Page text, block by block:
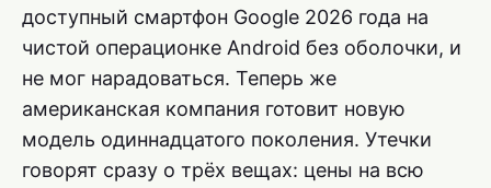
доступный смартфон Google 2026 года на
чистой операционке Android без оболочки, и
не мог нарадоваться. Теперь же
американская компания готовит новую
модель одиннадцатого поколения. Утечки
говорят сразу о трёх вещах: цены на всю